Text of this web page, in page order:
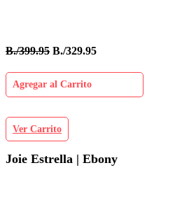
B./399.95 B./329.95
Agregar al Carrito
Ver Carrito
Joie Estrella | Ebony